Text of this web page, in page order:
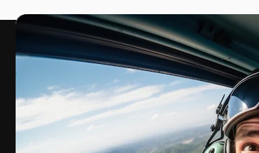
Видео
Видеоролик
Видеошаблоны
Шрифты
Креативная платформа для создания
ваших лучших работ. Более 1 миллиона
подписчиков среди креаторов,